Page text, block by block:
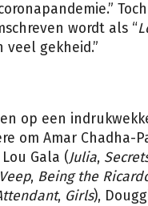
wordt als “
veel gekheid.”
op een
om Amar Chadha-
Lou Gala (Julia,
Veep, Being the
, Girls),